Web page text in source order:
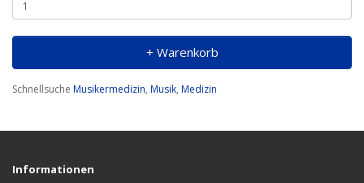
+ Warenkorb
Schnellsuche Musikermedizin, Musik, Medizin
Informationen